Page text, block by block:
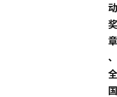
动
奖
章
、
全
国